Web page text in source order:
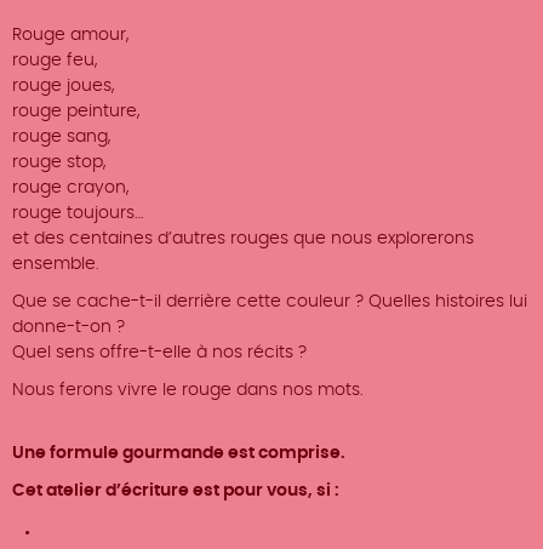
Rouge amour,
rouge feu,
rouge joues,
rouge peinture,
rouge sang,
rouge stop,
rouge crayon,
rouge toujours…
et des centaines d’autres rouges que nous explorerons
ensemble.
Que se cache-t-il derrière cette couleur ? Quelles histoires lui
donne-t-on ?
Quel sens offre-t-elle à nos récits ?
Nous ferons vivre le rouge dans nos mots.
Une formule gourmande est comprise.
Cet atelier d’écriture est pour vous, si :